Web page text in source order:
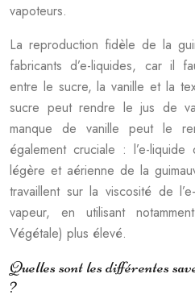
vapoteurs.
La reproduction fidèle de la
fabricants d’e-liquides, car il
entre le sucre, la vanille et la
sucre peut rendre le jus de
manque de vanille peut le
également cruciale : l’e-
légère et aérienne de la
travaillent sur la viscosité de
vapeur, en utilisant
Végétale) plus élevé.
Quelles sont les différentes
?